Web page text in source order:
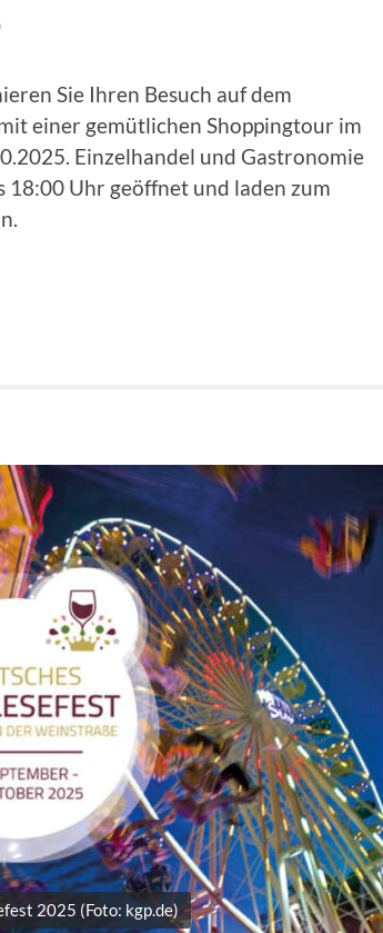
Sie Ihren Besuch auf dem
einer gemütlichen Shoppingtour im
Einzelhandel und Gastronomie
18:00 Uhr geöffnet und laden zum
2025 (Foto: kgp.de)